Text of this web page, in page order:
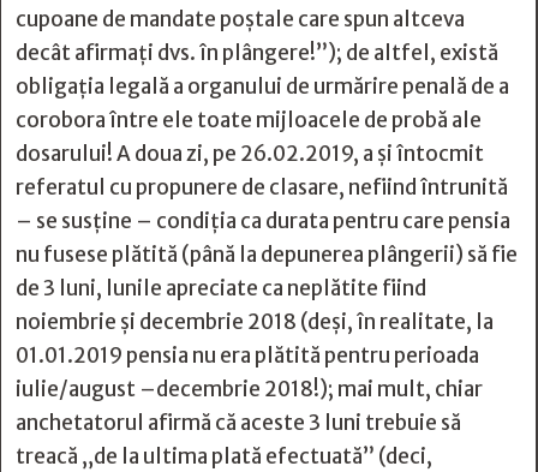
cupoane de mandate poştale care spun altceva
decât afirmaţi dvs. în plângere!”); de altfel, există
obligaţia legală a organului de urmărire penală de a
corobora între ele toate mijloacele de probă ale
dosarului! A doua zi, pe 26.02.2019, a şi întocmit
referatul cu propunere de clasare, nefiind întrunită
– se susține – condiţia ca durata pentru care pensia
nu fusese plătită (până la depunerea plângerii) să fie
de 3 luni, lunile apreciate ca neplătite fiind
noiembrie şi decembrie 2018 (deşi, în realitate, la
01.01.2019 pensia nu era plătită pentru perioada
iulie/august –decembrie 2018!); mai mult, chiar
anchetatorul afirmă că aceste 3 luni trebuie să
treacă „de la ultima plată efectuată” (deci,